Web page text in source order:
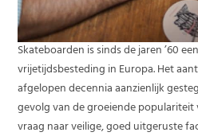
Skateboarden is sinds de jaren ’60
vrijetijdsbesteding in Europa. Het
afgelopen decennia aanzienlijk
gevolg van de groeiende
vraag naar veilige, goed uitgeruste